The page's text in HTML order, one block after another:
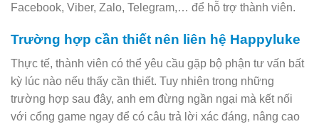
Facebook, Viber, Zalo, Telegram,… để hỗ trợ thành viên.
Trường hợp cần thiết nên liên hệ Happyluke
Thực tế, thành viên có thể yêu cầu gặp bộ phận tư vấn bất
kỳ lúc nào nếu thấy cần thiết. Tuy nhiên trong những
trường hợp sau đây, anh em đừng ngần ngại mà kết nối
với cổng game ngay để có câu trả lời xác đáng, nâng cao